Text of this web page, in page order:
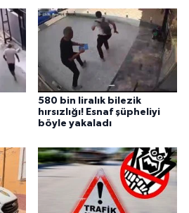
580 bin liralık bilezik
hırsızlığı! Esnaf şüpheliyi
böyle yakaladı